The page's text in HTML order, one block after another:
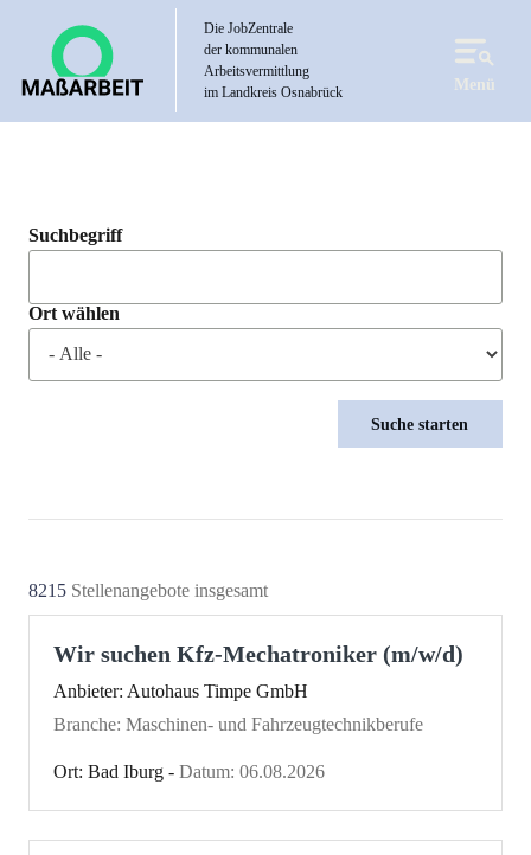
Die JobZentrale
der kommunalen
Arbeitsvermittlung
im Landkreis Osnabrück
Menü
Suchbegriff
Ort wählen
8215 Stellenangebote insgesamt
Wir suchen Kfz-Mechatroniker (m/w/d)
Anbieter: Autohaus Timpe GmbH
Branche: Maschinen- und Fahrzeugtechnikberufe
Ort: Bad Iburg - Datum: 06.08.2026